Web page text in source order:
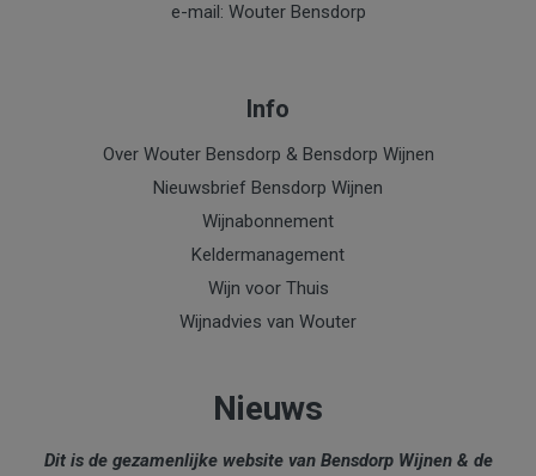
e-mail: Wouter Bensdorp
Info
Over Wouter Bensdorp & Bensdorp Wijnen
Nieuwsbrief Bensdorp Wijnen
Wijnabonnement
Keldermanagement
Wijn voor Thuis
Wijnadvies van Wouter
Nieuws
Dit is de gezamenlijke website van Bensdorp Wijnen & de